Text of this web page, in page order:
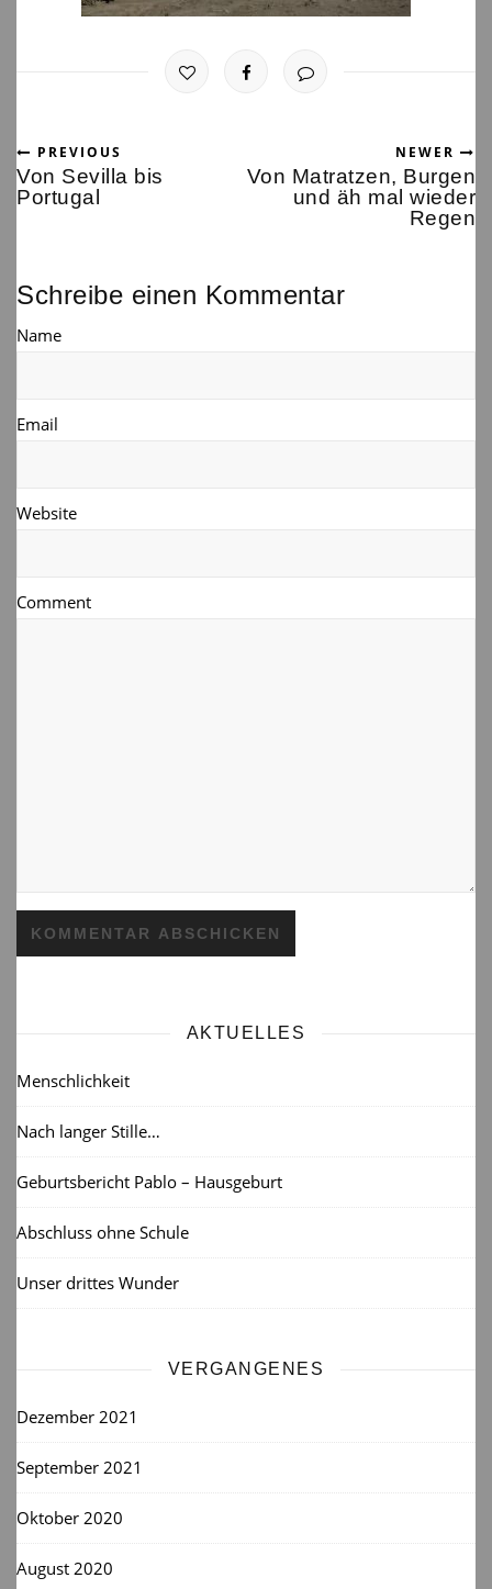
PREVIOUS
Von Sevilla bis
Portugal
NEWER
Von Matratzen, Burgen
und äh mal wieder
Regen
Schreibe einen Kommentar
Name
Email
Website
Comment
AKTUELLES
Menschlichkeit
Nach langer Stille…
Geburtsbericht Pablo – Hausgeburt
Abschluss ohne Schule
Unser drittes Wunder
VERGANGENES
Dezember 2021
September 2021
Oktober 2020
August 2020